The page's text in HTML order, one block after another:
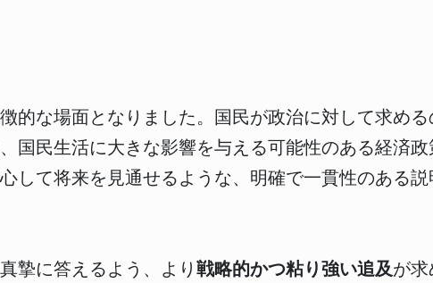
な場面となりました。国民が政治に対して求める
国民生活に大きな影響を与える可能性のある経済
して将来を見通せるような、明確で一貫性のある
摯に答えるよう、より 戦略的かつ粘り強い追及が求